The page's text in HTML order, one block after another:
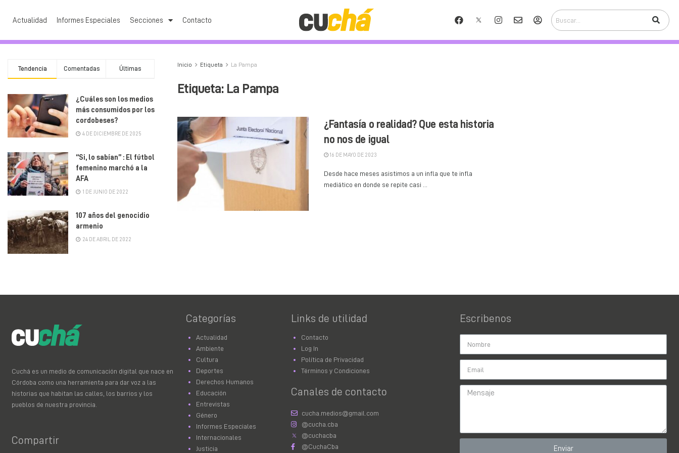
Actualidad Informes Especiales Secciones Contacto
Inicio Etiqueta La Pampa
Etiqueta: La Pampa
¿Fantasía o realidad? Que esta historia
no nos de igual
16 DE MAYO DE 2023
Desde hace meses asistimos a un infla que te infla
mediático en donde se repite casi ...
Tendencia Comentadas Últimas
¿Cuáles son los medios
más consumidos por los
cordobeses?
4 DE DICIEMBRE DE 2025
“Si, lo sabían” : El fútbol
femenino marchó a la
AFA
1 DE JUNIO DE 2022
107 años del genocidio
armenio
24 DE ABRIL DE 2022
Cuchá es un medio de comunicación digital que nace en
Córdoba como una herramienta para dar voz a las
historias que habitan las calles, los barrios y los
pueblos de nuestra provincia.
Compartir
Categorías
Actualidad
Ambiente
Cultura
Deportes
Derechos Humanos
Educación
Entrevistas
Género
Informes Especiales
Internacionales
Justicia
Links de utilidad
Contacto
Log In
Política de Privacidad
Términos y Condiciones
Canales de contacto
cucha.medios@gmail.com
@cucha.cba
@cuchacba
@CuchaCba
Escribenos
Enviar